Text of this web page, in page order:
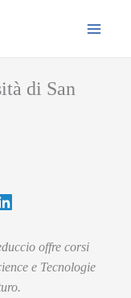
di San
offre corsi
e Tecnologie